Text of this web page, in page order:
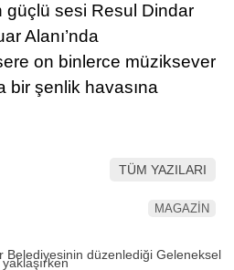
WhatsApp İhbar Hattı
güçlü sesi Resul Dindar
Alanı’nda
on binlerce müziksever
bir şenlik havasına
TÜM YAZILARI
MAGAZİN